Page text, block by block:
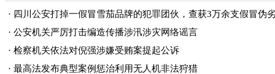
· 四川公安打掉一假冒雪茄品牌的犯罪团伙，查获3万余支假冒伪
· 公安机关严厉打击编造传播涉汛涉灾网络谣言
· 检察机关依法对倪强涉嫌受贿案提起公诉
· 最高法发布典型案例惩治利用无人机非法狩猎